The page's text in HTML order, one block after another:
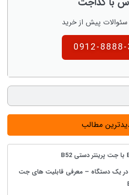
پیش از خرید
0912-
مطالب
یک دستگاه – معرفی قابلیت های جت